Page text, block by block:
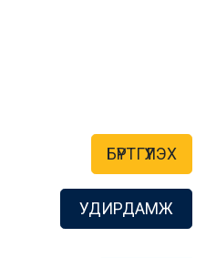
БҮРТГҮҮЛЭХ
УДИРДАМЖ